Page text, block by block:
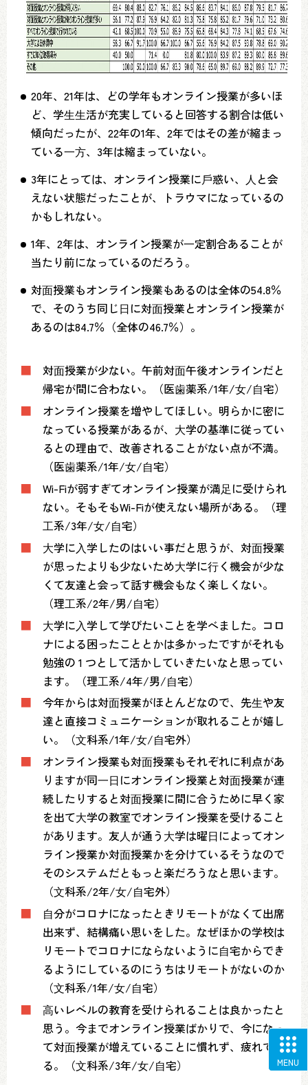
MENU
20年、21年は、どの学年もオンライン授業が多いほ
ど、学⽣⽣活が充実していると回答する割合は低い
傾向だったが、22年の1年、2年ではその差が縮まっ
ている⼀⽅、3年は縮まっていない。
3年にとっては、オンライン授業に⼾惑い、⼈と会
えない状態だったことが、トラウマになっているの
かもしれない。
1年、2年は、オンライン授業が⼀定割合あることが
当たり前になっているのだろう。
対⾯授業もオンライン授業もあるのは全体の54.8％
で、そのうち同じ⽇に対⾯授業とオンライン授業が
あるのは84.7％（全体の46.7％）。
■
対⾯授業が少ない。午前対⾯午後オンラインだと
帰宅が間に合わない。（医⻭薬系/1年/⼥/⾃宅）
■
オンライン授業を増やしてほしい。明らかに密に
なっている授業があるが、⼤学の基準に従ってい
るとの理由で、改善されることがない点が不満。
（医⻭薬系/1年/⼥/⾃宅）
■
Wi-Fiが弱すぎてオンライン授業が満⾜に受けられ
ない。そもそもWi-Fiが使えない場所がある。（理
⼯系/3年/⼥/⾃宅）
■
⼤学に⼊学したのはいい事だと思うが、対⾯授業
が思ったよりも少ないため⼤学に⾏く機会が少な
くて友達と会って話す機会もなく楽しくない。
（理⼯系/2年/男/⾃宅）
■
⼤学に⼊学して学びたいことを学べました。コロ
ナによる困ったこととかは多かったですがそれも
勉強の 1 つとして活かしていきたいなと思ってい
ます。（理⼯系/4年/男/⾃宅）
■
今年からは対⾯授業がほとんどなので、先⽣や友
達と直接コミュニケーションが取れることが嬉し
い。（⽂科系/1年/⼥/⾃宅外）
■
オンライン授業も対⾯授業もそれぞれに利点があ
りますが同⼀⽇にオンライン授業と対⾯授業が連
続したりすると対⾯授業に間に合うために早く家
を出て⼤学の教室でオンライン授業を受けること
があります。友⼈が通う⼤学は曜⽇によってオン
ライン授業か対⾯授業かを分けているそうなので
そのシステムだともっと楽だろうなと思います。
（⽂科系/2年/⼥/⾃宅外）
■
⾃分がコロナになったときリモートがなくて出席
出来ず、結構痛い思いをした。なぜほかの学校は
リモートでコロナにならないように⾃宅からでき
るようにしているのにうちはリモートがないのか
（⽂科系/1年/⼥/⾃宅）
■
⾼いレベルの教育を受けられることは良かったと
思う。今までオンライン授業ばかりで、今になっ
て対⾯授業が増えていることに慣れず、疲れてい
る。（⽂科系/3年/⼥/⾃宅）